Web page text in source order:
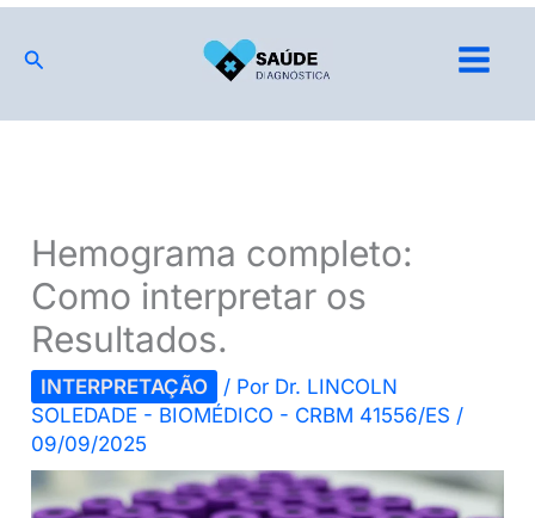
para
conteúdo
Pesquisar
Hemograma completo:
Como interpretar os
Resultados.
INTERPRETAÇÃO / Por Dr. LINCOLN
SOLEDADE - BIOMÉDICO - CRBM 41556/ES /
09/09/2025